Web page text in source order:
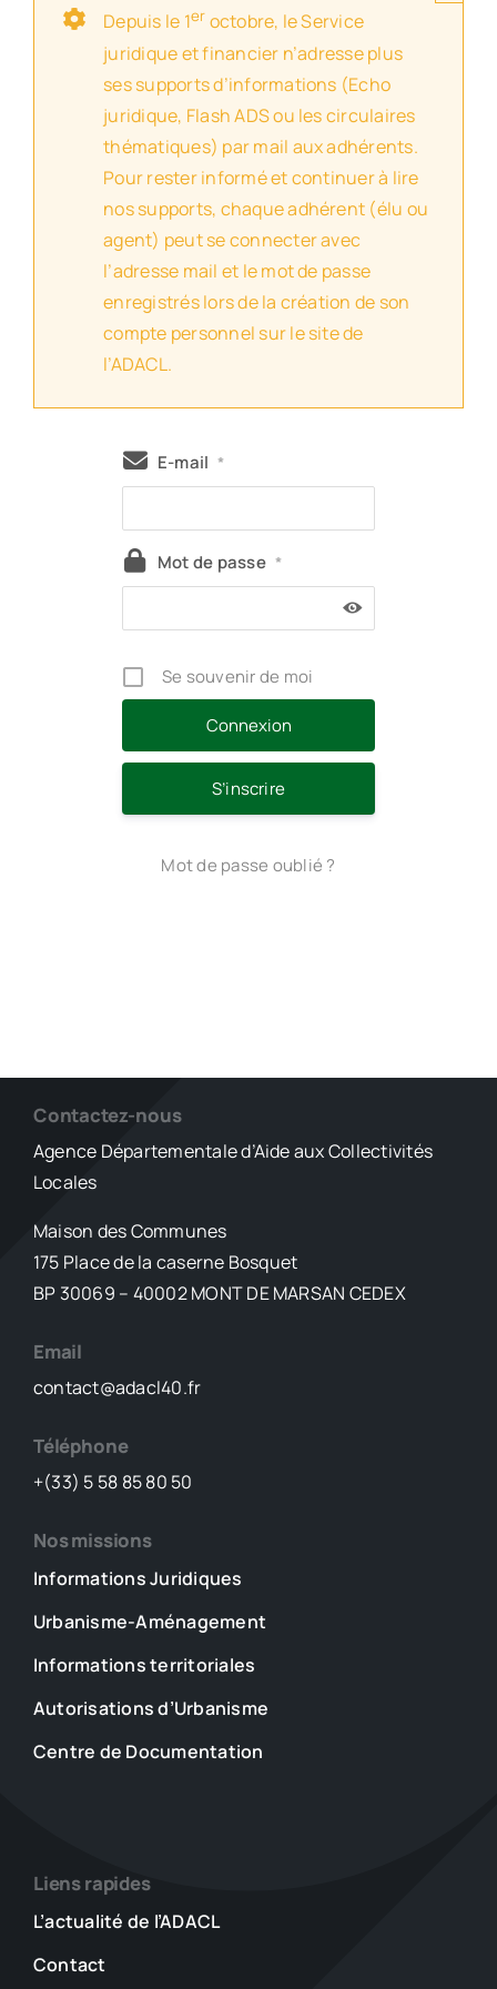
Depuis le 1er octobre, le Service
juridique et financier n’adresse plus
ses supports d’informations (Echo
juridique, Flash ADS ou les circulaires
thématiques) par mail aux adhérents.
Pour rester informé et continuer à lire
nos supports, chaque adhérent (élu ou
agent) peut se connecter avec
l’adresse mail et le mot de passe
enregistrés lors de la création de son
compte personnel sur le site de
l’ADACL.
E-mail *
Mot de passe *
Se souvenir de moi
S’inscrire
Mot de passe oublié ?
Contactez-nous
Agence Départementale d’Aide aux Collectivités
Locales
Maison des Communes
175 Place de la caserne Bosquet
BP 30069 – 40002 MONT DE MARSAN CEDEX
Email
contact@adacl40.fr
Téléphone
+(33) 5 58 85 80 50
Nos missions
Informations Juridiques
Urbanisme-Aménagement
Informations territoriales
Autorisations d’Urbanisme
Centre de Documentation
Liens rapides
L’actualité de l’ADACL
Contact